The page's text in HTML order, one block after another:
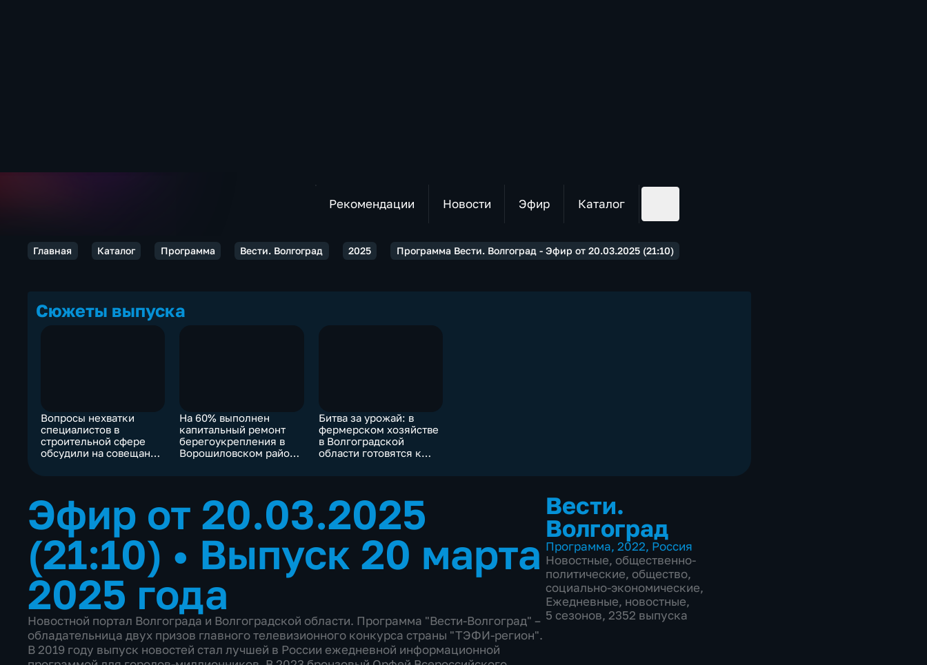
Рекомендации Новости Эфир Каталог
Главная Каталог Программа Вести. Волгоград 2025 Программа Вести. Волгоград - Эфир от 20.03.2025 (21:10)
Сюжеты выпуска
Вопросы нехватки
специалистов в
строительной сфере
обсудили на совещании
На 60% выполнен
капитальный ремонт
берегоукрепления в
Ворошиловском районе
Битва за урожай: в
фермерском хозяйстве
в Волгоградской
области готовятся к
Эфир от 20.03.2025
(21:10) • Выпуск 20 марта
2025 года
Новостной портал Волгограда и Волгоградской области. Программа "Вести-Волгоград" –
обладательница двух призов главного телевизионного конкурса страны "ТЭФИ-регион".
В 2019 году выпуск новостей стал лучшей в России ежедневной информационной
Вести.
Волгоград
Программа, 2022, Россия
Новостные, общественно-
политические, общество,
социально-экономические,
Ежедневные, новостные,
5 сезонов, 2352 выпуска